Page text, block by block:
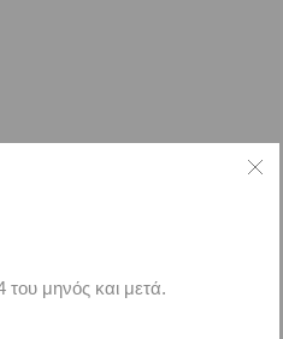
μηνός και μετά.